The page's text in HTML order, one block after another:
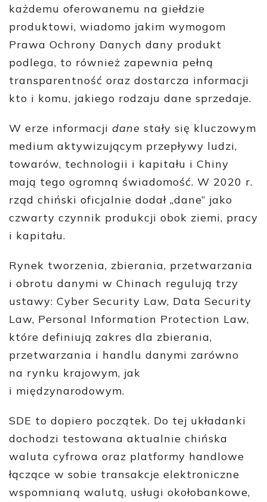
każdemu oferowanemu na giełdzie
produktowi, wiadomo jakim wymogom
Prawa Ochrony Danych dany produkt
podlega, to również zapewnia pełną
transparentność oraz dostarcza informacji
kto i komu, jakiego rodzaju dane sprzedaje.
W erze informacji dane stały się kluczowym
medium aktywizującym przepływy ludzi,
towarów, technologii i kapitału i Chiny
mają tego ogromną świadomość. W 2020 r.
rząd chiński oficjalnie dodał „dane” jako
czwarty czynnik produkcji obok ziemi, pracy
i kapitału.
Rynek tworzenia, zbierania, przetwarzania
i obrotu danymi w Chinach regulują trzy
ustawy: Cyber Security Law, Data Security
Law, Personal Information Protection Law,
które definiują zakres dla zbierania,
przetwarzania i handlu danymi zarówno
na rynku krajowym, jak
i międzynarodowym.
SDE to dopiero początek. Do tej układanki
dochodzi testowana aktualnie chińska
waluta cyfrowa oraz platformy handlowe
łączące w sobie transakcje elektroniczne
wspomnianą walutą, usługi okołobankowe,